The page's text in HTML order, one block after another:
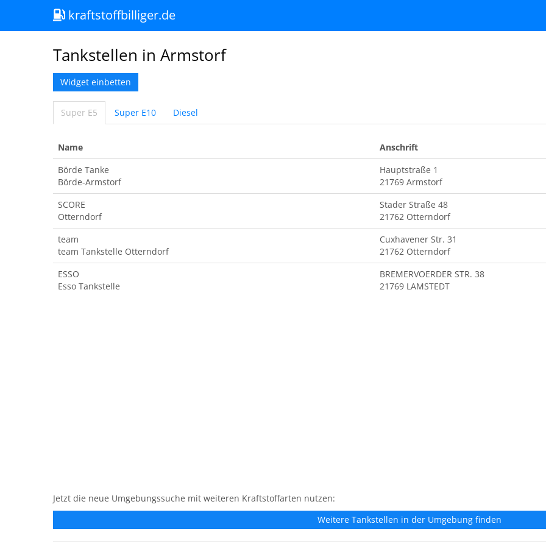
kraftstoffbilliger.de
Tankstellen in Armstorf
Widget einbetten
Super E5 Super E10 Diesel
Name Anschrift
Börde Tanke
Börde-Armstorf
Hauptstraße 1
21769 Armstorf
SCORE
Otterndorf
Stader Straße 48
21762 Otterndorf
team
team Tankstelle Otterndorf
Cuxhavener Str. 31
21762 Otterndorf
ESSO
Esso Tankstelle
BREMERVOERDER STR. 38
21769 LAMSTEDT
Jetzt die neue Umgebungssuche mit weiteren Kraftstoffarten nutzen:
Weitere Tankstellen in der Umgebung finden